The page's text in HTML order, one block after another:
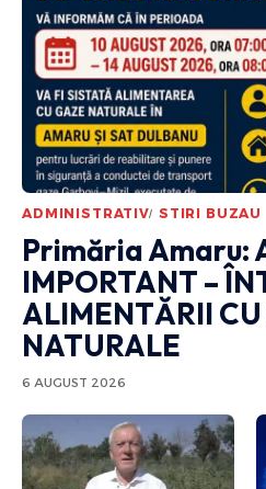
ADMINISTRATIV STIRI BUZAU
Primăria Amaru:
IMPORTANT –
ALIMENTĂRII
NATURALE
6 AUGUST 2026